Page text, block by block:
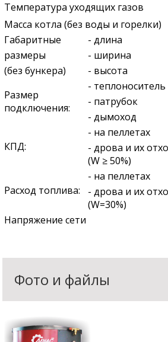
Температура уходящих газов
Масса котла (без воды и горелки)
Габаритные
- длина
размеры
- ширина
(без бункера)
- высота
Размер
подключения:
- теплоноситель
- патрубок
- дымоход
КПД:
- на пеллетах
- дрова и их
(W ≥ 50%)
Расход топлива:
- на пеллетах
- дрова и их
(W=30%)
Напряжение сети
Фото и файлы